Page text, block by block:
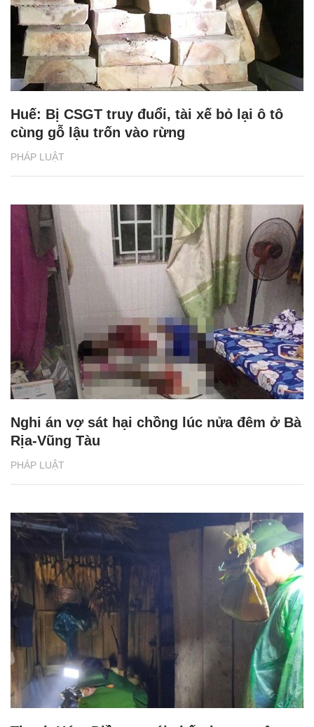
PHÁP LUẬT
Huế: Bị CSGT truy đuổi, tài xế bỏ lại ô tô
cùng gỗ lậu trốn vào rừng
PHÁP LUẬT
Nghi án vợ sát hại chồng lúc nửa đêm ở Bà
Rịa-Vũng Tàu